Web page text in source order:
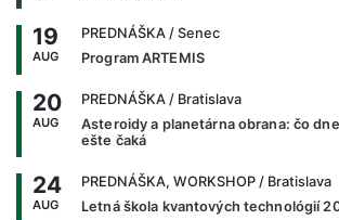
19
AUG
PREDNÁŠKA / Senec
Program ARTEMIS
20
AUG
PREDNÁŠKA / Bratislava
Asteroidy a planetárna obrana: čo
ešte čaká
24
AUG
PREDNÁŠKA, WORKSHOP / Bratislava
Letná škola kvantových technológií